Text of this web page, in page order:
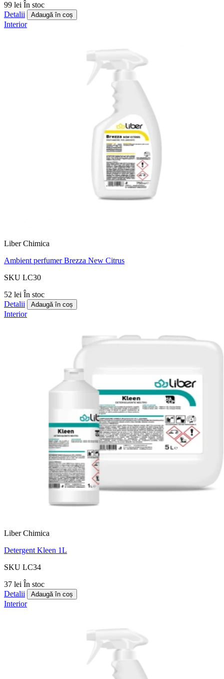
99 lei În stoc
Detalii
Adaugă în coș
Interior
Liber Chimica
Ambient perfumer Brezza New Citrus
SKU LC30
52 lei În stoc
Detalii
Adaugă în coș
Interior
Liber Chimica
Detergent Kleen 1L
SKU LC34
37 lei În stoc
Detalii
Adaugă în coș
Interior